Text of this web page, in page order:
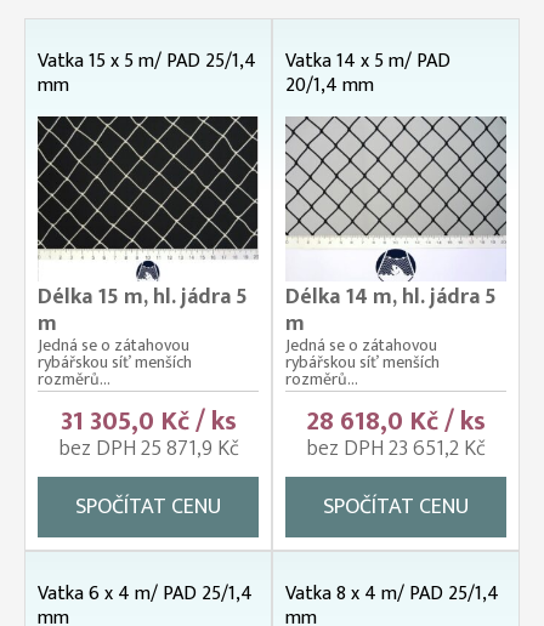
Vatka 15 x 5 m/ PAD 25/1,4
mm
Délka 15 m, hl. jádra 5
m
Jedná se o zátahovou
rybářskou síť menších
rozměrů...
31 305,0 Kč / ks
bez DPH 25 871,9 Kč
SPOČÍTAT CENU
Vatka 14 x 5 m/ PAD
20/1,4 mm
Délka 14 m, hl. jádra 5
m
Jedná se o zátahovou
rybářskou síť menších
rozměrů...
28 618,0 Kč / ks
bez DPH 23 651,2 Kč
SPOČÍTAT CENU
Vatka 6 x 4 m/ PAD 25/1,4
mm
Vatka 8 x 4 m/ PAD 25/1,4
mm